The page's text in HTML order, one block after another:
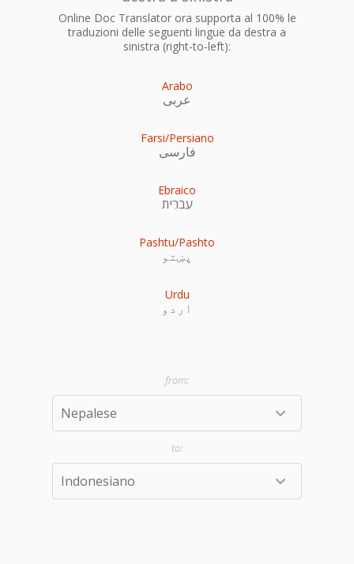
Online Doc Translator ora supporta al 100% le
traduzioni delle seguenti lingue da destra a
sinistra (right-to-left):
Arabo
عربى
Farsi/Persiano
فارسی
Ebraico
עִברִית
Pashtu/Pashto
پښتو
Urdu
اردو